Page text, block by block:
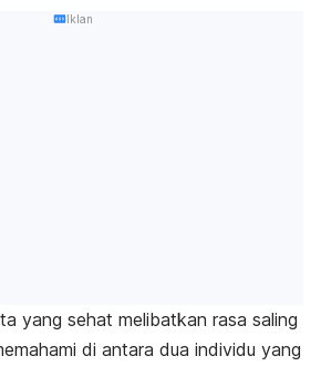
Iklan
yang sehat melibatkan rasa saling
di antara dua individu yang